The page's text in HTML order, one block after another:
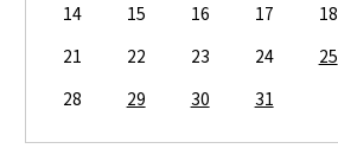
14
15 16 17 18
21
22 23 24 25
28
29 30 31